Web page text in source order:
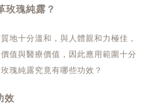
玫瑰純露？
地十分溫和，與人體親和力極佳，
值與醫療價值，因此應用範圍十分
瑰純露究竟有哪些功效？
效